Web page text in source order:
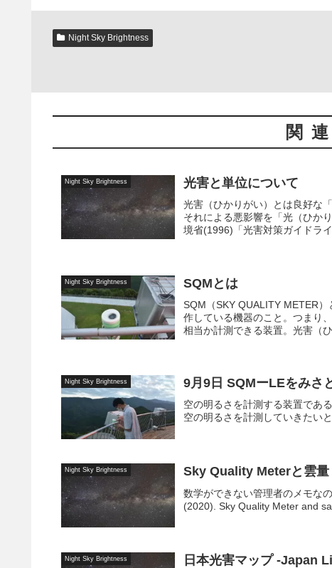
Night Sky Brightness
関
Night Sky Brightness 光害と単位について
光害（ひかりがい）とは良好な
それによる悪影響を「光（ひか
境省(1996)「光害対策ガイドラ
Night Sky Brightness SQMとは
SQM（SKY QUALITY METER
作している機器のこと。つまり
相当か計測できる装置。光害（
Night Sky Brightness 9月9日 SQMーLEをみさ
空の明るさを計測する装置であ
空の明るさを計測していきたいと
Night Sky Brightness Sky Quality Meterと雲量
数学ができない管理者のメモな
(2020). Sky Quality Meter and
Night Sky Brightness 日本光害マップ -Japan